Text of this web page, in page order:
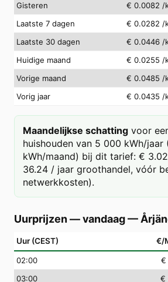
Gisteren
€ 0.0082 /
Laatste 7 dagen
€ 0.0282 /
Laatste 30 dagen
€ 0.0446 /
Huidige maand
€ 0.0255 /
Vorige maand
€ 0.0485 /
Vorig jaar
€ 0.0435 /
Maandelijkse schatting voor
huishouden van 5 000 kWh/jaar
kWh/maand) bij dit tarief: €
36.24 / jaar groothandel, vóór
netwerkkosten).
Uurprijzen — vandaag—
Uur (CEST) €/
02:00 €
03:00 €